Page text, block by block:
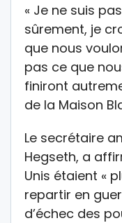
« Je ne suis
sûrement, je
que nous
pas ce que
finiront
de la Maison
Le secrétaire
Hegseth, a
Unis étaient «
repartir en
d’échec des